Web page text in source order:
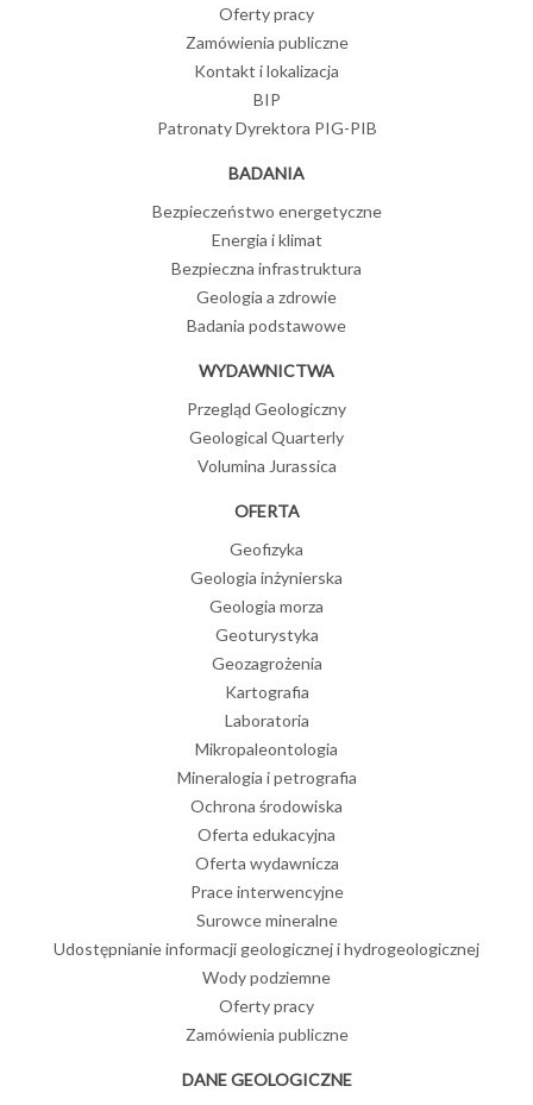
Oferty pracy
Zamówienia publiczne
Kontakt i lokalizacja
BIP
Patronaty Dyrektora PIG-PIB
BADANIA
Bezpieczeństwo energetyczne
Energia i klimat
Bezpieczna infrastruktura
Geologia a zdrowie
Badania podstawowe
WYDAWNICTWA
Przegląd Geologiczny
Geological Quarterly
Volumina Jurassica
OFERTA
Geofizyka
Geologia inżynierska
Geologia morza
Geoturystyka
Geozagrożenia
Kartografia
Laboratoria
Mikropaleontologia
Mineralogia i petrografia
Ochrona środowiska
Oferta edukacyjna
Oferta wydawnicza
Prace interwencyjne
Surowce mineralne
Udostępnianie informacji geologicznej i hydrogeologicznej
Wody podziemne
Oferty pracy
Zamówienia publiczne
DANE GEOLOGICZNE